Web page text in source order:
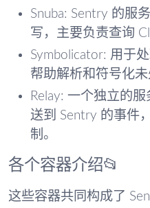
Snuba: Sentry 的服
写，主要负责查询
Symbolicator: 用于
帮助解析和符号化未
Relay: 一个独立的
送到 Sentry 的事件
制。
各个容器介绍📂
这些容器共同构成了